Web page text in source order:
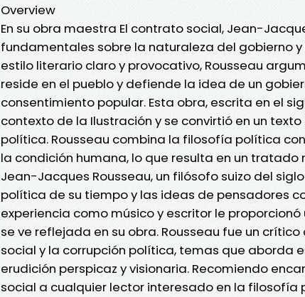
Overview
En su obra maestra El contrato social, Jean-
fundamentales sobre la naturaleza del gobierno
estilo literario claro y provocativo, Rousseau
reside en el pueblo y defiende la idea de un
consentimiento popular. Esta obra, escrita en el
contexto de la Ilustración y se convirtió en un
política. Rousseau combina la filosofía política
la condición humana, lo que resulta en un
Jean-Jacques Rousseau, un filósofo suizo del
política de su tiempo y las ideas de pensadores
experiencia como músico y escritor le
se ve reflejada en su obra. Rousseau fue un
social y la corrupción política, temas que aborda
erudición perspicaz y visionaria. Recomiendo
social a cualquier lector interesado en la filosofía